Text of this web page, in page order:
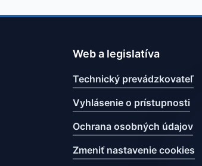
Web a legislatíva
Technický prevádzkovateľ
Vyhlásenie o prístupnosti
Ochrana osobných údajov
Zmeniť nastavenie cookies